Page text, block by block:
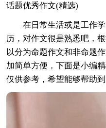
话题优秀作文(精选)
在日常生活或是工作学
历，对作文很是熟悉吧，
以分为命题作文和非命题
加简单方便，下面是小编
仅供参考，希望能够帮助到